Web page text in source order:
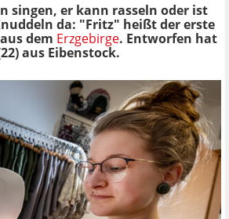
singen, er kann rasseln oder ist
da: "Fritz" heißt der erste
dem Erzgebirge. Entworfen hat
aus Eibenstock.